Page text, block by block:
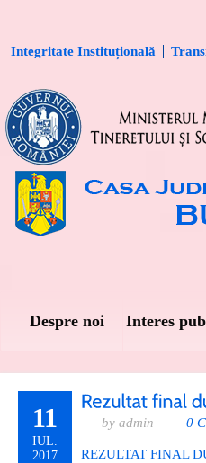
Integritate Instituțională
Despre noi Interes
11
IUL.
2017
by admin 0
REZULTAT FINAL